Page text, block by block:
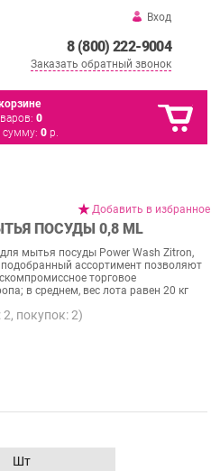
Вход
8 (800) 222-9004
Заказать обратный звонок
0
сумму: 0 р.
Добавить в избранное
ПОСУДЫ 0,8 ML
мытья посуды Power Wash Zitron,
ассортимент позволяют
торговое
в среднем, вес лота равен 20 кг
2, покупок:2)
Шт